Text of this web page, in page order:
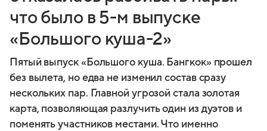
что было в 5-м выпуске
«Большого куша-2»
Пятый выпуск «Большого куша. Бангкок» прошел
без вылета, но едва не изменил состав сразу
нескольких пар. Главной угрозой стала золотая
карта, позволяющая разлучить один из дуэтов и
поменять участников местами. Что именно